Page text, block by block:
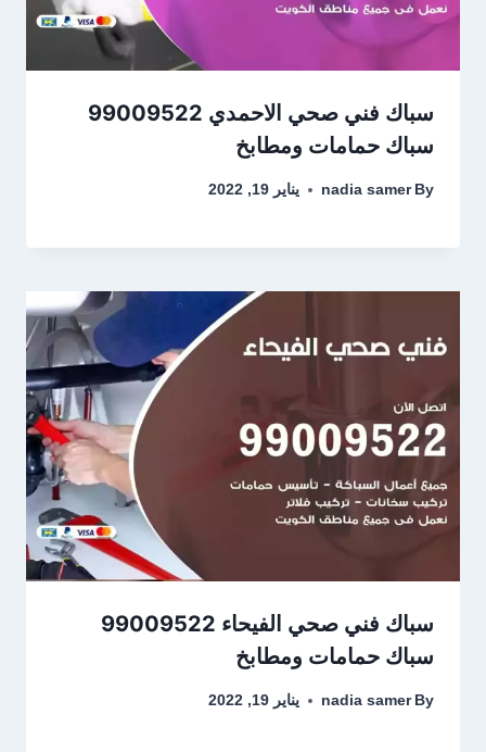
سباك فني صحي الاحمدي 99009522
سباك حمامات ومطابخ
By
nadia samer يناير 19, 2022
سباك فني صحي الفيحاء 99009522
سباك حمامات ومطابخ
By
nadia samer يناير 19, 2022